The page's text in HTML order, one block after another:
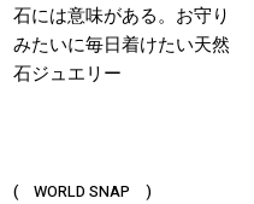
石には意味がある。お守り
みたいに毎日着けたい天然
石ジュエリー
( WORLD SNAP )